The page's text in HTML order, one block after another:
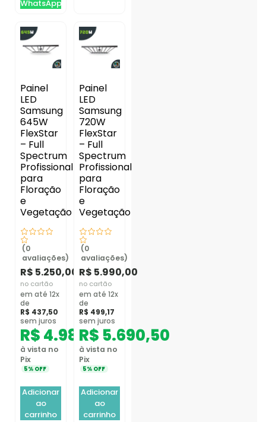
WhatsApp
Painel
LED
Samsung
645W
FlexStar
– Full
Spectrum
Profissional
para
Floração
e
Vegetação
(0
avaliações)
R$ 5.250,00
no cartão
em até 12x
de
R$ 437,50
sem juros
R$4.987,50
à vista no
Pix
5% OFF
Adicionar
ao
carrinho
Painel
LED
Samsung
720W
FlexStar
– Full
Spectrum
Profissional
para
Floração
e
Vegetação
(0
avaliações)
R$ 5.990,00
no cartão
em até 12x
de
R$ 499,17
sem juros
R$ 5.690,50
à vista no
Pix
5% OFF
Adicionar
ao
carrinho